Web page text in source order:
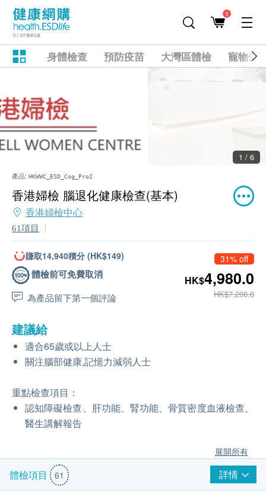
1
身體檢查 預防疫苗 大灣區體檢 寵物健
2 / 6
產品: HKWWC_ESD_Cog_Pro2
香港婦檢 腦退化健康檢查(基本)
香港婦檢中心
61項目
賺取14,940積分 (HK$149)
體檢前可免費取消
為產品留下第一個評論
31% off
HK$4,980.0
HK$7,200.0
建議給
適合65歲或以上人士
關注腦部健康,記憶力減弱人士
重點檢查項目：
認知障礙檢查、肝功能、腎功能、骨質密度血液檢查、
醫生講解報告
展開所有
體檢項目 61 詳情